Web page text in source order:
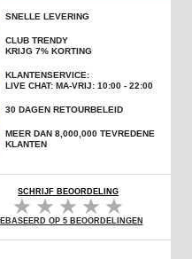
SNELLE LEVERING
CLUB TRENDY
KRIJG 7% KORTING
KLANTENSERVICE:
LIVE CHAT: MA-VRIJ: 10:00 - 22:00
30 DAGEN RETOURBELEID
MEER DAN 8,000,000 TEVREDENE
KLANTEN
SCHRIJF BEOORDELING
OP 5 BEOORDELINGEN